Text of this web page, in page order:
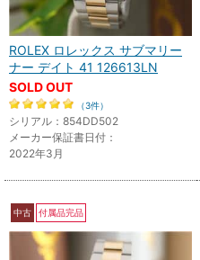
ROLEX ロレックス サブマリー
ナー デイト 41 126613LN
SOLD OUT
（3件）
シリアル：854DD502
メーカー保証書日付：
2022年3月
中古 付属品完品